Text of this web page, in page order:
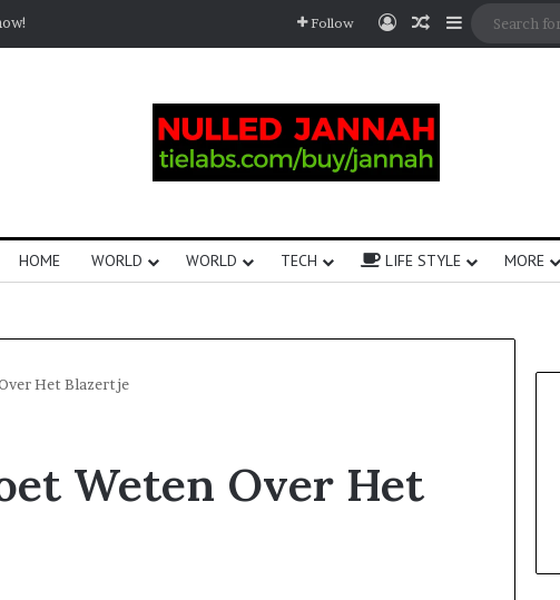
Follow
HOME WORLD WORLD TECH LIFE STYLE MORE
Het Blazertje
Weten Over Het